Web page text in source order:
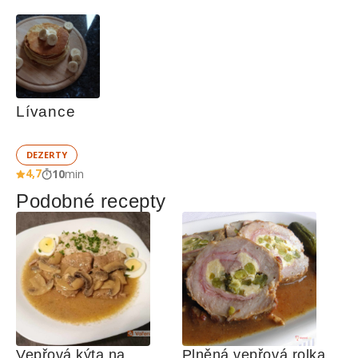
Lívance
DEZERTY
4,7 10min
Podobné recepty
Vepřová kýta na Plněná vepřová rolka